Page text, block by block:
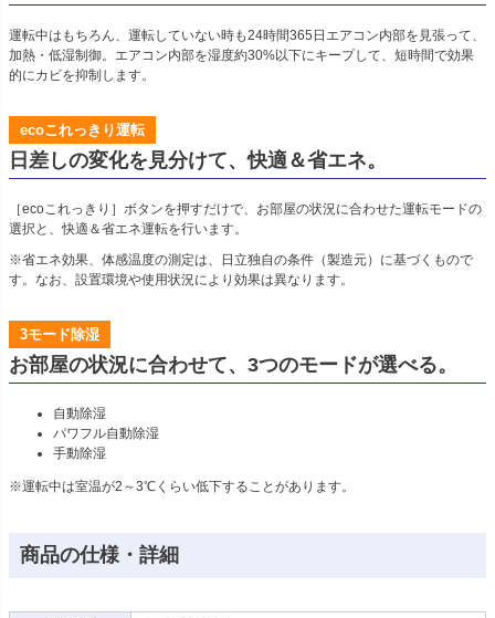
運転中はもちろん、運転していない時も24時間365日エアコン内部を見張って、
加熱・低湿制御。エアコン内部を湿度約30%以下にキープして、短時間で効果
的にカビを抑制します。
ecoこれっきり運転
日差しの変化を見分けて、快適＆省エネ。
［ecoこれっきり］ボタンを押すだけで、お部屋の状況に合わせた運転モードの
選択と、快適＆省エネ運転を行います。
※省エネ効果、体感温度の測定は、日立独自の条件（製造元）に基づくもので
す。なお、設置環境や使用状況により効果は異なります。
3モード除湿
お部屋の状況に合わせて、3つのモードが選べる。
自動除湿
パワフル自動除湿
手動除湿
※運転中は室温が2～3℃くらい低下することがあります。
商品の仕様・詳細